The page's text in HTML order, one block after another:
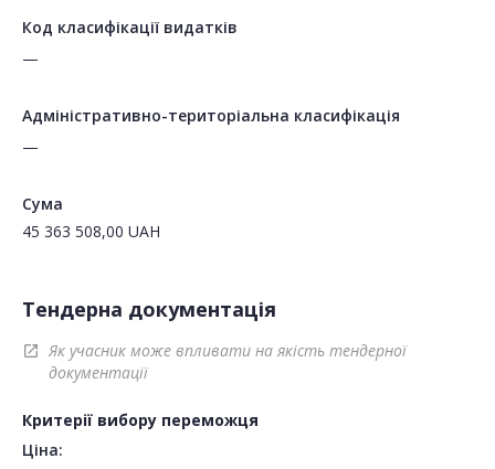
Код класифікації видатків
—
Адміністративно-територіальна класифікація
—
Сума
45 363 508,00 UAH
Тендерна документація
open_in_new
Як учасник може впливати на якість тендерної
документації
Критерії вибору переможця
Ціна: